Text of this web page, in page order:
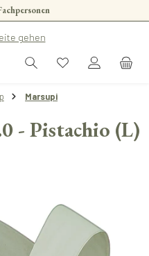
Marsupi
- Pistachio (L)